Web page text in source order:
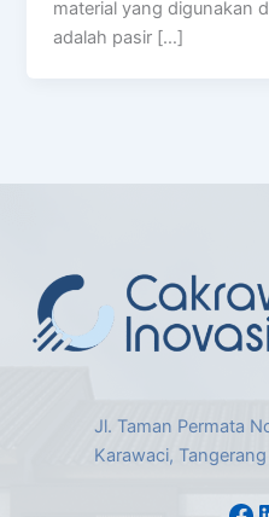
material yang digunakan
adalah pasir […]
Jl. Taman Permata
Karawaci, Tangerang